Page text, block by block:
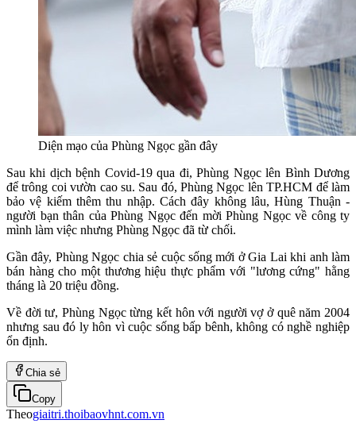
Diện mạo của Phùng Ngọc gần đây
Sau khi dịch bệnh Covid-19 qua đi, Phùng Ngọc lên Bình Dương
để trông coi vườn cao su. Sau đó, Phùng Ngọc lên TP.HCM để làm
bảo vệ kiếm thêm thu nhập. Cách đây không lâu, Hùng Thuận -
người bạn thân của Phùng Ngọc đến mời Phùng Ngọc về công ty
mình làm việc nhưng Phùng Ngọc đã từ chối.
Gần đây, Phùng Ngọc chia sẻ cuộc sống mới ở Gia Lai khi anh làm
bán hàng cho một thương hiệu thực phẩm với "lương cứng" hằng
tháng là 20 triệu đồng.
Về đời tư, Phùng Ngọc từng kết hôn với người vợ ở quê năm 2004
nhưng sau đó ly hôn vì cuộc sống bấp bênh, không có nghề nghiệp
ổn định.
Chia sẻ
Copy
Theogiaitri.thoibaovhnt.com.vn